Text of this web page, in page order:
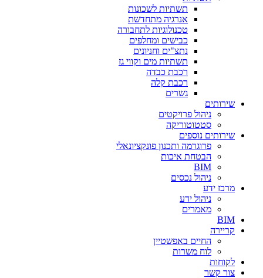
תשתיות לשכונות
אנרגיה מתחדשת
טכנולוגיות לתחבורה
כבישים ומחלפים
נתצ"ים וחניונים
תשתיות מים וקווי גז
רכבת כבדה
רכבת קלה
גשרים
שירותים
ניהול פרויקטים
סטטוטוריקה
שירותים נוספים
פרוגרמה ותכנון פונקציונאלי
הבטחת איכות
BIM
ניהול נכסים
מרכז ידע
ניהול ידע
מאמרים
BIM
קריירה
החיים באפשטיין
לוח משרות
לקוחות
צור קשר